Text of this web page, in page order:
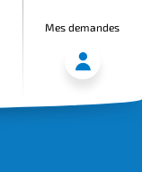
Mes demandes